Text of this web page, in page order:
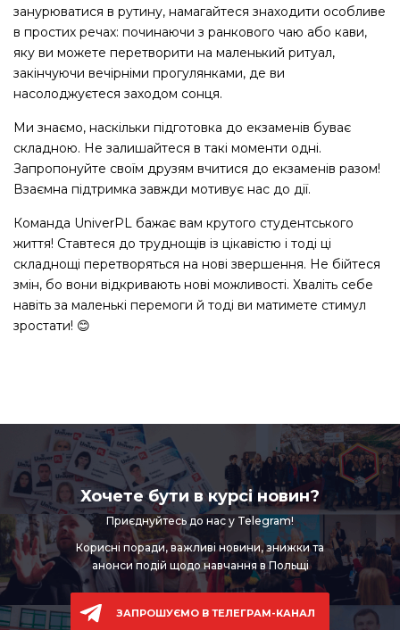
занурюватися в рутину, намагайтеся знаходити особливе
в простих речах: починаючи з ранкового чаю або кави,
яку ви можете перетворити на маленький ритуал,
закінчуючи вечірніми прогулянками, де ви
насолоджуєтеся заходом сонця.
Ми знаємо, наскільки підготовка до екзаменів буває
складною. Не залишайтеся в такі моменти одні.
Запропонуйте своїм друзям вчитися до екзаменів разом!
Взаємна підтримка завжди мотивує нас до дії.
Команда UniverPL бажає вам крутого студентського
життя! Ставтеся до труднощів із цікавістю і тоді ці
складнощі перетворяться на нові звершення. Не бійтеся
змін, бо вони відкривають нові можливості. Хваліть себе
навіть за маленькі перемоги й тоді ви матимете стимул
зростати! 😊
Хочете бути в курсі новин?
Приєднуйтесь до нас у Telegram!
Корисні поради, важливі новини,знижки та
анонси подій щодо навчання в Польщі
ЗАПРОШУЄМО В ТЕЛЕГРАМ-КАНАЛ